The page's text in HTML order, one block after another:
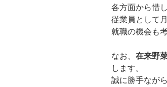
各方面から惜
従業員として
就職の機会も
なお、 在来野
します。
誠に勝手なが